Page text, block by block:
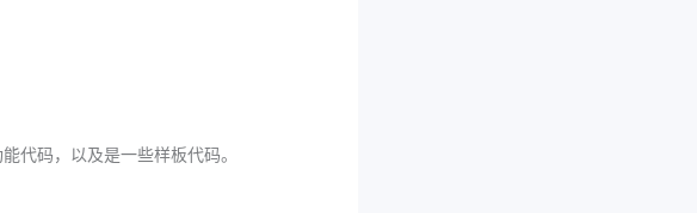
代码，以及是一些样板代码。